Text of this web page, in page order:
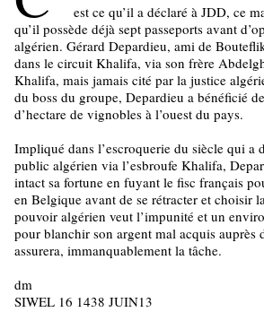
est ce qu’il a déclaré à JDD, ce
qu’il possède déjà sept passeports avant
algérien. Gérard Depardieu, ami de
dans le circuit Khalifa, via son frère
Khalifa, mais jamais cité par la justice
du boss du groupe, Depardieu a bénéficié
d’hectare de vignobles à l’ouest du pays.
Impliqué dans l’escroquerie du siècle qui a
public algérien via l’esbroufe Khalifa,
intact sa fortune en fuyant le fisc français
en Belgique avant de se rétracter et choisir
pouvoir algérien veut l’impunité et un
pour blanchir son argent mal acquis
assurera, immanquablement la tâche.
dm
SIWEL 16 1438 JUIN13